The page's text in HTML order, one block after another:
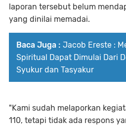
laporan tersebut belum
yang dinilai memadai.
Baca Juga : Jacob Ereste :
Spiritual Dapat Dimulai Dari
Syukur dan Tasyakur
"Kami sudah melaporkan
110, tetapi tidak ada respons